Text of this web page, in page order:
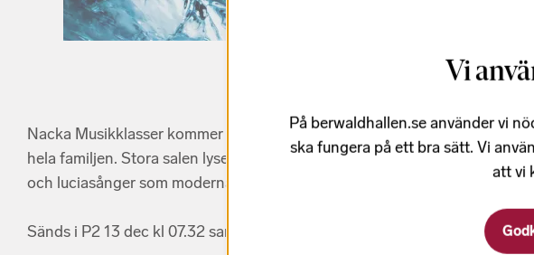
Nacka Musikklasser kommer till Berwaldhallen och bjuder på ett
hela familjen. Stora salen lyses upp av stearinljus och sångglädje med
och luciasånger som moderna favoriter.
Sänds i P2 13 dec kl 07.32 samt kl 21.00.
Vi
På berwaldhallen.se använder vi
ska fungera på ett bra sätt. Vi
att vi